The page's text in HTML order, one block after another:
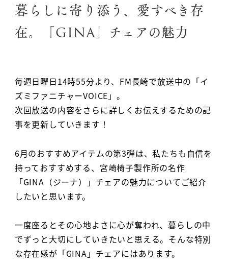
暮らしに寄り添う、愛すべき存
在。「GINA」チェアの魅力
毎週日曜日14時55分より、FM長崎で放送中の「イ
ズミファニチャーVOICE」。
次回放送の内容をさらに詳しくお伝えするための記
事を更新していきます！
6月のおすすめアイテムの第3弾は、私たちも自信を
持っておすすめする、宮崎椅子製作所の名作
「GINA（ジーナ）」チェアの魅力についてご紹介
したいと思います。
一度座るとその心地よさに心が奪われ、暮らしの中
でずっと大切にしていきたいと思える。そんな特別
な存在感が「GINA」チェアにはあります。